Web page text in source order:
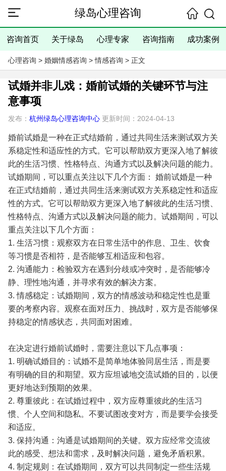
绿岛心理咨询
咨询首页 关于绿岛 心理专家 咨询指南 成功案例
心理咨询 > 婚姻情感咨询 >情感咨询 > 正文
试婚并非儿戏：婚前试婚的关键环节与注
意事项
发布： 杭州绿岛心理咨询中心更新时间：2024-04-13
婚前试婚是一种在正式结婚前，通过共同生活来测试双方关
系稳定性和适应性的方式。它可以帮助双方更深入地了解彼
此的生活习惯、性格特点、沟通方式以及解决问题的能力。
试婚期间，可以重点关注以下几个方面：
婚前试婚是一种
在正式结婚前，通过共同生活来测试双方关系稳定性和适应
性的方式。它可以帮助双方更深入地了解彼此的生活习惯、
性格特点、沟通方式以及解决问题的能力。试婚期间，可以
重点关注以下几个方面：
1. 生活习惯：观察双方在日常生活中的作息、卫生、饮食
等习惯是否相符，是否能够互相适应和包容。
2. 沟通能力：检验双方在遇到分歧或冲突时，是否能够冷
静、理性地沟通，并寻求有效的解决方案。
3. 情感稳定：试婚期间，双方的情感波动和稳定性也是重
要的考察内容。观察在面对压力、挑战时，双方是否能够保
持稳定的情感状态，共同面对困难。
在决定进行婚前试婚时，需要注意以下几点事项：
1. 明确试婚目的：试婚不是简单地体验同居生活，而是要
有明确的目的和期望。双方应坦诚地交流试婚的目的，以便
更好地达到预期的效果。
2. 尊重彼此：在试婚过程中，双方应尊重彼此的生活习
惯、个人空间和隐私。不要试图改变对方，而是要学会接受
和适应。
3. 保持沟通：沟通是试婚期间的关键。双方应经常交流彼
此的感受、想法和需求，及时解决问题，避免矛盾积累。
4. 制定规则：在试婚期间，双方可以共同制定一些生活规